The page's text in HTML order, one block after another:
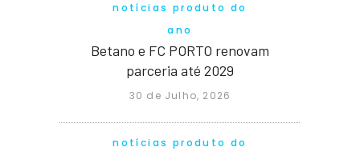
notícias produto do
ano
Betano e FC PORTO renovam
parceria até 2029
30 de Julho, 2026
notícias produto do